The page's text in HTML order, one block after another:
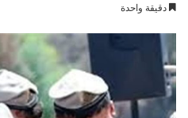
دقيقة واحدة